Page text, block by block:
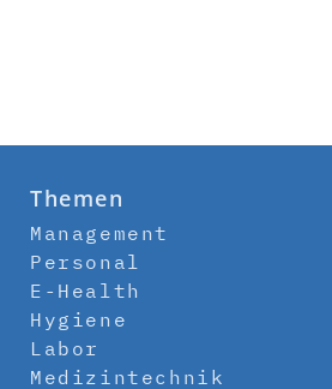
Themen
Management
Personal
E-Health
Hygiene
Labor
Medizintechnik